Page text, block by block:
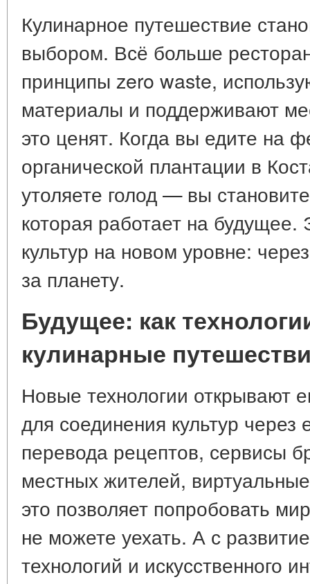
Кулинарное путешествие
выбором. Всё больше
принципы zero waste,
материалы и поддерживают
это ценят. Когда вы едите на
органической плантации в
утоляете голод — вы
которая работает на будущее.
культур на новом уровне:
за планету.
Будущее: как
кулинарные
Новые технологии открывают
для соединения культур
перевода рецептов, сервисы
местных жителей,
это позволяет попробовать
не можете уехать. А с
технологий и искусственного